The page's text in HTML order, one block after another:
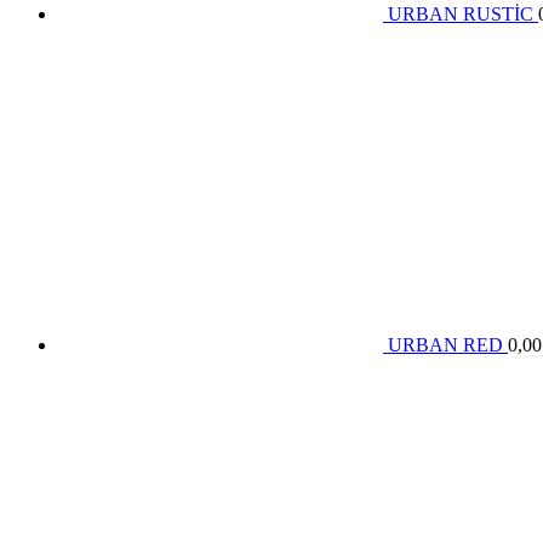
URBAN RUSTİC
URBAN RED 0,00